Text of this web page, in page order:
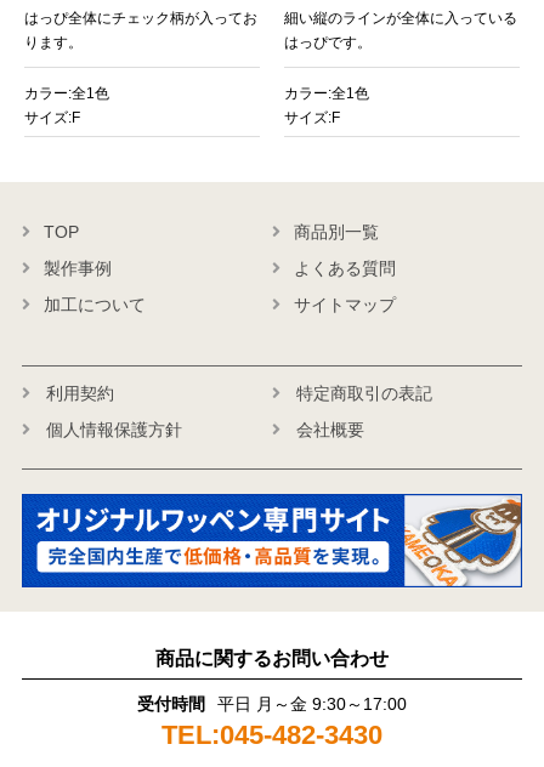
はっぴ全体にチェック柄が入ってお
ります。
カラー:全1色
サイズ:F
細い縦のラインが全体に入っている
はっぴです。
カラー:全1色
サイズ:F
カートへ進む
TOP
商品別一覧
製作事例
よくある質問
加工について
サイトマップ
利用契約
特定商取引の表記
個人情報保護方針
会社概要
商品に関するお問い合わせ
受付時間 平日 月～金 9:30～17:00
TEL:045-482-3430